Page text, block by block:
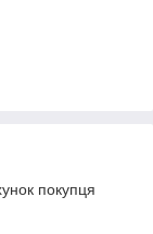
покупця